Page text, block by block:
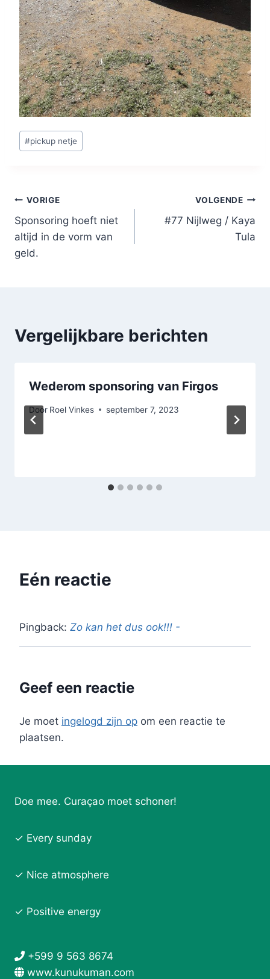
Bericht
tags:
#pickup netje
Bericht
navigatie
VORIGE
Sponsoring hoeft niet
altijd in de vorm van
geld.
VOLGENDE
#77 Nijlweg / Kaya
Tula
Vergelijkbare berichten
Wederom sponsoring van Firgos
Door Roel Vinkes september 7, 2023
Eén reactie
Pingback: Zo kan het dus ook!!! -
Geef een reactie
Je moet ingelogd zijn op om een reactie te
plaatsen.
Doe mee. Curaçao moet schoner!
✓ Every sunday
✓ Nice atmosphere
✓ Positive energy
+599 9 563 8674
www.kunukuman.com